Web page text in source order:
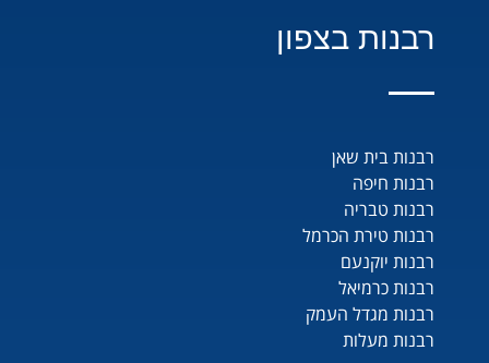
רבנות בצפון
רבנות בית שאן
רבנות חיפה
רבנות טבריה
רבנות טירת הכרמל
רבנות יוקנעם
רבנות כרמיאל
רבנות מגדל העמק
רבנות מעלות